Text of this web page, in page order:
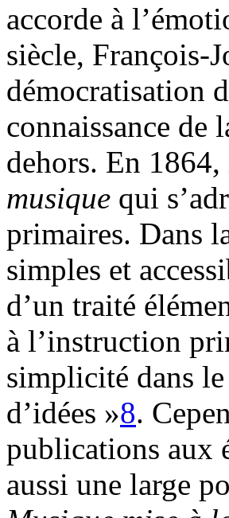
accorde à
siècle, François-
démocratisation
connaissance de
dehors. En
musique qui
primaires. Dans
simples et
d’un traité
à l’instruction
simplicité dans
d’idées »8.
publications aux
aussi une large